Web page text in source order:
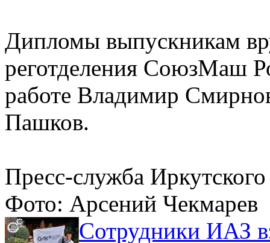
Дипломы выпускникам
реготделения СоюзМаш
работе Владимир
Пашков.
Пресс-служба
Фото: Арсений Чекмарев
Сотрудники ИАЗ